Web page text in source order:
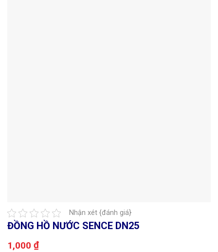
Nhận xét {đánh giá}
ĐỒNG HỒ NƯỚC SENCE DN25
1,000 ₫